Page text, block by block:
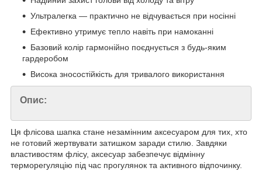
Ультралегка — практично не відчувається при носінні
Ефективно утримує тепло навіть при намоканні
Базовий колір гармонійно поєднується з будь-яким
гардеробом
Висока зносостійкість для тривалого використання
Опис:
Ця флісова шапка стане незамінним аксесуаром для тих, хто
не готовий жертвувати затишком заради стилю. Завдяки
властивостям флісу, аксесуар забезпечує відмінну
терморегуляцію під час прогулянок та активного відпочинку.